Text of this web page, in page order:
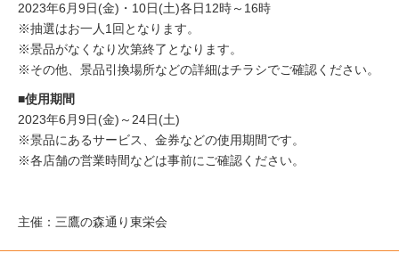
2023年6月9日(金)・10日(土)各日12時～16時
※抽選はお一人1回となります。
※景品がなくなり次第終了となります。
※その他、景品引換場所などの詳細はチラシでご確認ください。
■使用期間
2023年6月9日(金)～24日(土)
※景品にあるサービス、金券などの使用期間です。
※各店舗の営業時間などは事前にご確認ください。
主催：三鷹の森通り東栄会